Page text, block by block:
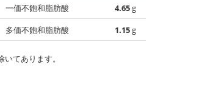
一価不飽和脂肪酸
4.65g
多価不飽和脂肪酸
1.15g
てあります。